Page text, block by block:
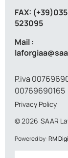
FAX:
523095
Mail :
P.iva
00769690165
© 2026 SAAR
Privacy Policy
Powered by:RM